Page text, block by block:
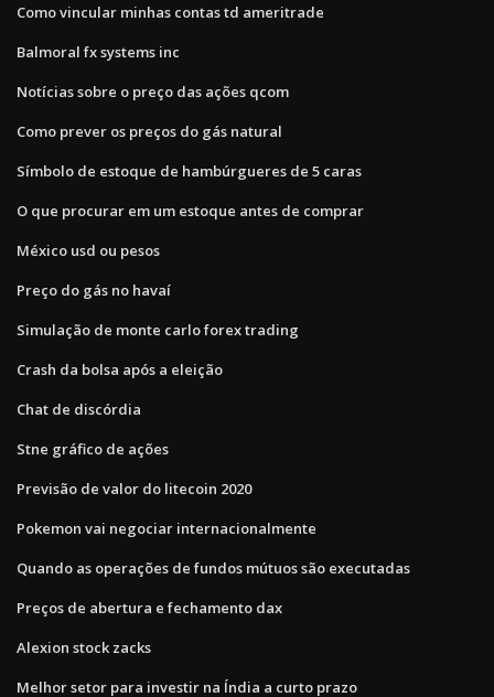
Como vincular minhas contas td ameritrade
Balmoral fx systems inc
Notícias sobre o preço das ações qcom
Como prever os preços do gás natural
Símbolo de estoque de hambúrgueres de 5 caras
O que procurar em um estoque antes de comprar
México usd ou pesos
Preço do gás no havaí
Simulação de monte carlo forex trading
Crash da bolsa após a eleição
Chat de discórdia
Stne gráfico de ações
Previsão de valor do litecoin 2020
Pokemon vai negociar internacionalmente
Quando as operações de fundos mútuos são executadas
Preços de abertura e fechamento dax
Alexion stock zacks
Melhor setor para investir na Índia a curto prazo